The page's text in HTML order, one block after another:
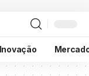
Inovação